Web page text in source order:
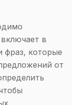
в
фраз, которые
от